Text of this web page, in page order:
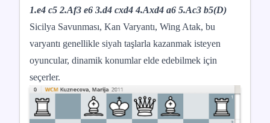
1.e4 c5 2.Af3 e6 3.d4 cxd4 4.Axd4 a6 5.Ac3 b5(D)
Sicilya Savunması, Kan Varyantı, Wing Atak, bu
varyantı genellikle siyah taşlarla kazanmak isteyen
oyuncular, dinamik konumlar elde edebilmek için
seçerler.